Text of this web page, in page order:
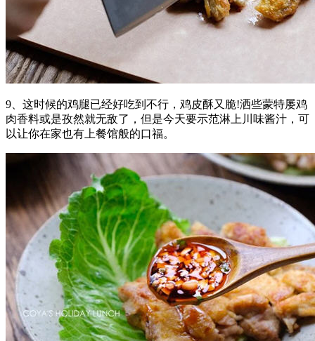
9、这时候的鸡腿已经好吃到不行，鸡皮酥又脆!洒些蒙特屡鸡
肉香料或是孜然就无敌了，但是今天要示范淋上川味酱汁，可
以让你在家也有上餐馆般的口福。